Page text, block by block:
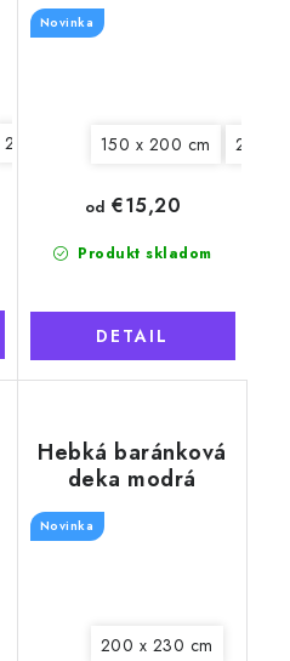
200 x 230 cm
Novinka
150 x 200 cm 200 x
Produkt skladom
od €15,20
DETAIL
Hebká baránková
deka modrá
Novinka
200 x 230 cm